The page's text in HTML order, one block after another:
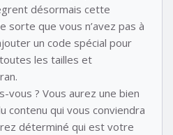
désormais cette
sorte que vous n’avez pas à
un code spécial pour
les tailles et
vous ? Vous aurez une bien
contenu qui vous conviendra
déterminé qui est votre